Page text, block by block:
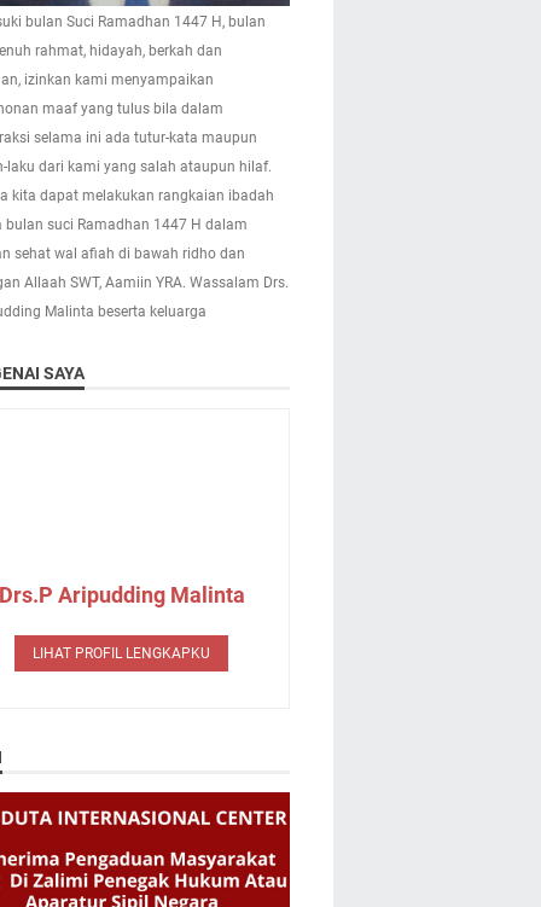
bulan Suci Ramadhan 1447 H, bulan
rahmat, hidayah, berkah dan
izinkan kami menyampaikan
maaf yang tulus bila dalam
selama ini ada tutur-kata maupun
laku dari kami yang salah ataupun hilaf.
kita dapat melakukan rangkaian ibadah
bulan suci Ramadhan 1447 H dalam
sehat wal afiah di bawah ridho dan
Allaah SWT, Aamiin YRA. Wassalam Drs.
Malinta beserta keluarga
SAYA
Aripudding Malinta
LIHAT PROFIL LENGKAPKU